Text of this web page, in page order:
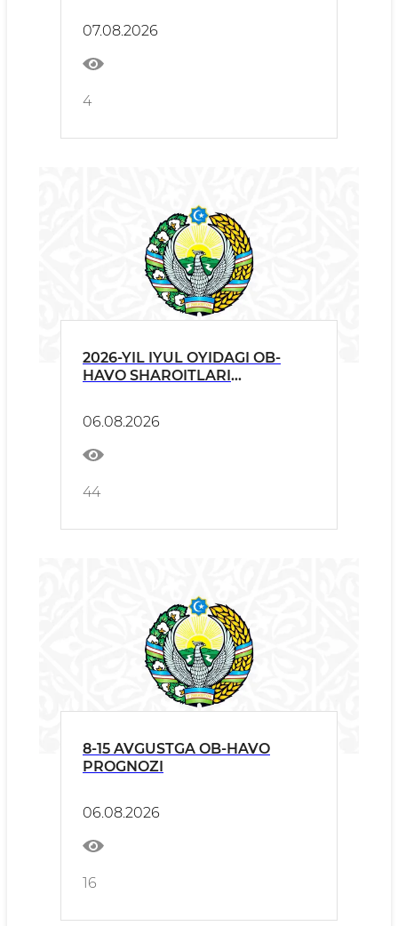
07.08.2026
4
2026-YIL IYUL OYIDAGI OB-
HAVO SHAROITLARI
06.08.2026
44
8-15 AVGUSTGA OB-HAVO
PROGNOZI
06.08.2026
16